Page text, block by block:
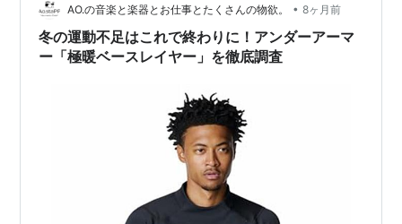
AO.の音楽と楽器とお仕事とたくさんの物欲。 • 8ヶ月前
冬の運動不足はこれで終わりに！アンダーアーマ
ー「極暖ベースレイヤー」を徹底調査